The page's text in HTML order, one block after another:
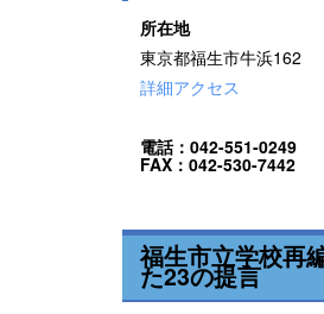
所在地
東京都福生市牛浜162
詳細アクセス
電話：042-551-0249
FAX：042-530-7442
福生市立学校再
た23の提言